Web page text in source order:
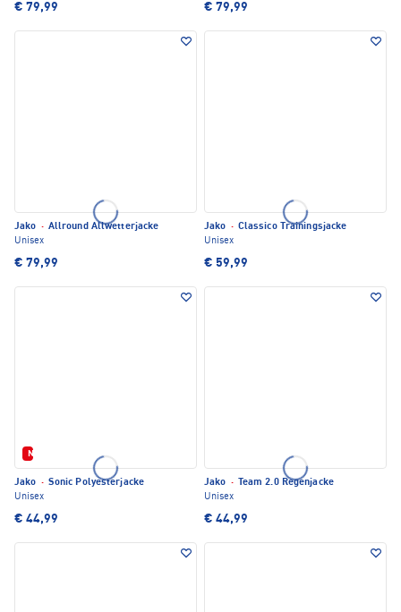
€ 79,99 € 79,99
Jako · Allround Allwetterjacke
Unisex
€ 79,99
Jako · Classico Trainingsjacke
Unisex
€ 59,99
Neu
Jako · Sonic Polyesterjacke
Unisex
€ 44,99
Jako ·
Team 2.0 Regenjacke
Unisex
€ 44,99